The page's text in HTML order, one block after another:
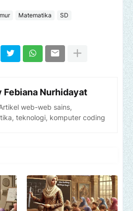
Matematika
SD
Febiana Nurhidayat
web-web sains,
teknologi, komputer coding